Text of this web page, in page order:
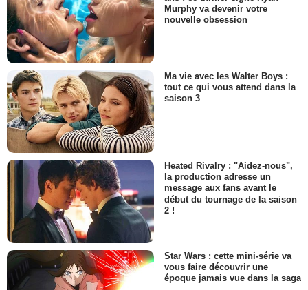
Murphy va devenir votre
nouvelle obsession
Ma vie avec les Walter Boys :
tout ce qui vous attend dans la
saison 3
Heated Rivalry : "Aidez-nous",
la production adresse un
message aux fans avant le
début du tournage de la saison
2 !
Star Wars : cette mini-série va
vous faire découvrir une
époque jamais vue dans la saga